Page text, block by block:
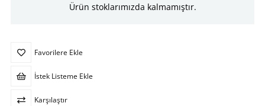
Ürün stoklarımızda kalmamıştır.
Favorilere Ekle
İstek Listeme Ekle
Karşılaştır